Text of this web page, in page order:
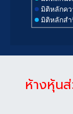
มิติหลักคว
มิติหลักส
ห้างหุ้น